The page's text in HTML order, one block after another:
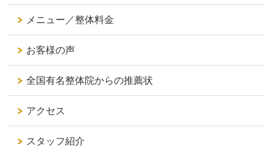
メニュー／整体料金
お客様の声
全国有名整体院からの推薦状
アクセス
スタッフ紹介